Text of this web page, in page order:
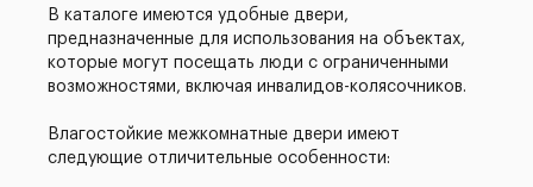
В каталоге имеются удобные двери,
предназначенные для использования на объектах,
которые могут посещать люди с ограниченными
возможностями, включая инвалидов-колясочников.
Влагостойкие межкомнатные двери имеют
следующие отличительные особенности: